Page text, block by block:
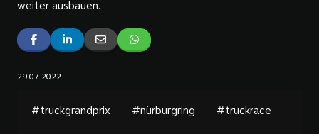
weiter ausbauen.
29.07.2022
#truckgrandprix #nürburgring #truckrace